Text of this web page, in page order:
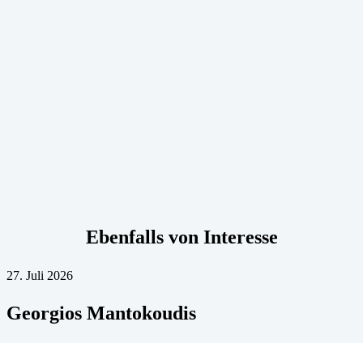
Ebenfalls von Interesse
27. Juli 2026
Georgios Mantokoudis